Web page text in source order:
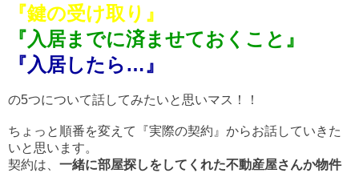
『鍵の受け取り』
『入居までに済ませておくこと』
『入居したら…』
の5つについて話してみたいと思いマス！！
ちょっと順番を変えて『実際の契約』からお話していきた
いと思います。
契約は、 一緒に部屋探しをしてくれた不動産屋さんか物件